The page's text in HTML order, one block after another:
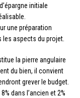
initiale
une préparation
aspects du projet.
la pierre angulaire
du bien, il convient
grever le budget.
dans l’ancien et 2%